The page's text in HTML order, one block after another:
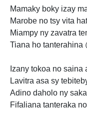
Mamaky boky izay
Marobe no tsy vita
Miampy ny zavatra
Tiana ho tanterahina
Izany tokoa no saina
Lavitra asa sy
Adino daholo ny
Fifaliana tanteraka